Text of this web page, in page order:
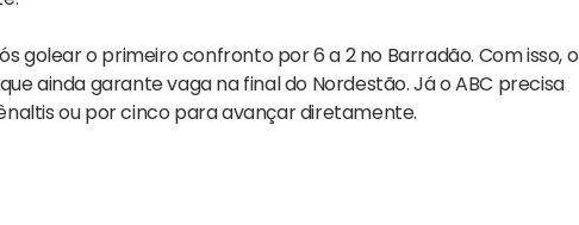
golear o primeiro confronto por 6 a 2 no Barradão. Com isso, o
ainda garante vaga na final do Nordestão. Já o ABC precisa
ou por cinco para avançar diretamente.